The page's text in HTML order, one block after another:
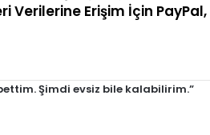
Verilerine Erişim İçin
Şimdi evsiz bile kalabilirim.”